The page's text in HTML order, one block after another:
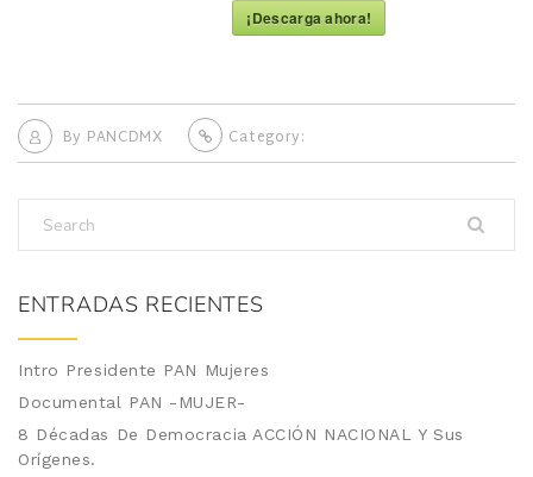
¡Descarga ahora!
By PANCDMX Category:
ENTRADAS RECIENTES
Intro Presidente PAN Mujeres
Documental PAN -MUJER-
8 Décadas De Democracia ACCIÓN NACIONAL Y Sus
Orígenes.